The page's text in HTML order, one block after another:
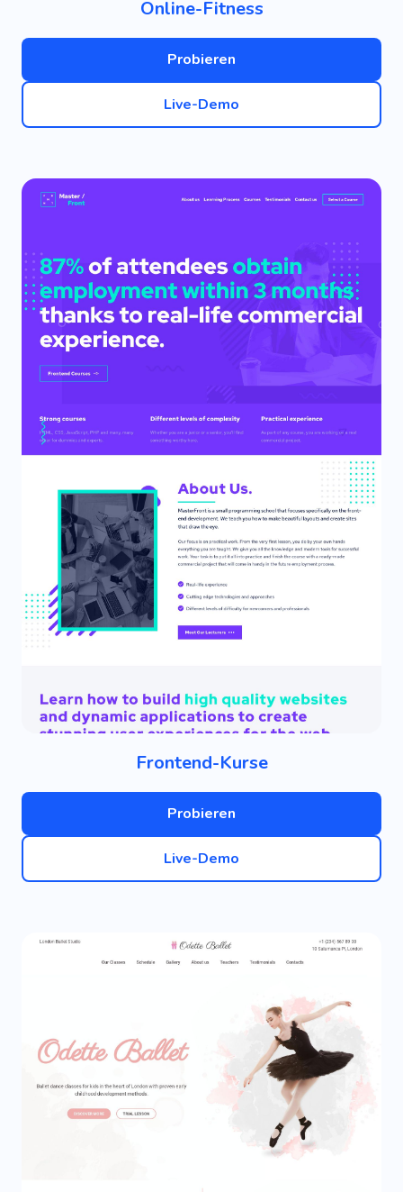
Online-Fitness
Probieren
Live-Demo
Frontend-Kurse
Probieren
Live-Demo